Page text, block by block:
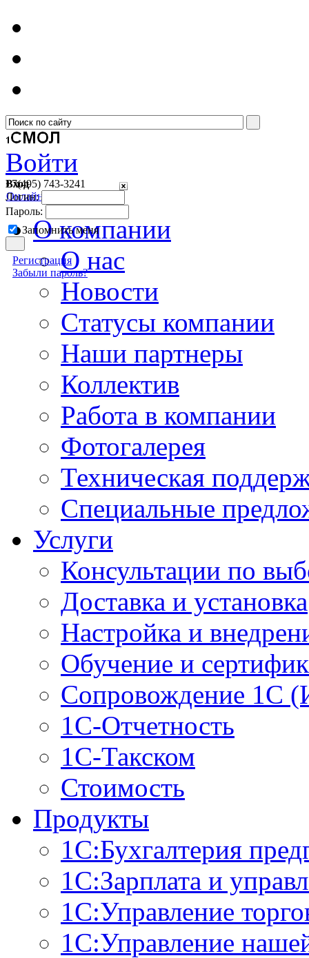
Войти
Вход
Логин:
Пароль:
Запомнить меня
Регистрация
Забыли пароль?
+7(495) 743-3241
Онлайн консультант
О компании
О нас
Новости
Cтатусы компании
Наши партнеры
Коллектив
Работа в компании
Фотогалерея
Техническая
Специальные
Услуги
Консультации по
Доставка и установка
Настройка и
Обучение и
Сопровождение 1С
1С-Отчетность
1С-Такском
Стоимость
Продукты
1С:Бухгалтерия
1С:Зарплата и
1С:Управление
1С:Управление